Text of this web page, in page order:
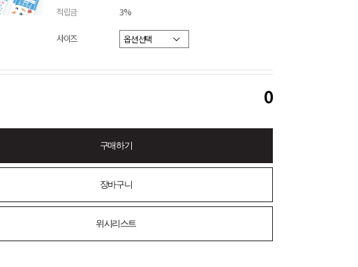
적립금
3%
사이즈
0
구매하기
장바구니
위시리스트